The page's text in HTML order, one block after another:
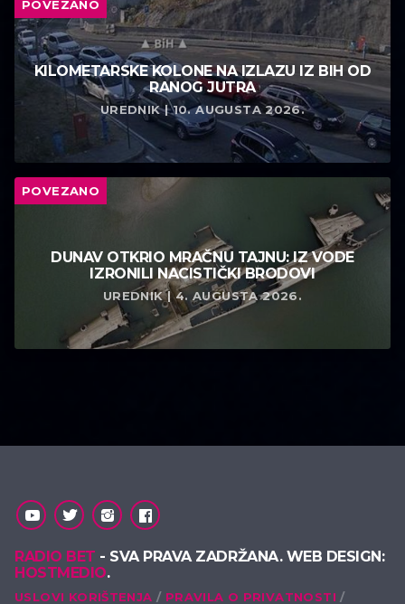
POVEZANO
KILOMETARSKE KOLONE NA IZLAZU IZ BIH OD
RANOG JUTRA
UREDNIK | 10. AUGUSTA 2026.
POVEZANO
DUNAV OTKRIO MRAČNU TAJNU: IZ VODE
IZRONILI NACISTIČKI BRODOVI
UREDNIK | 4. AUGUSTA 2026.
RADIO BET - SVA PRAVA ZADRŽANA. WEB DESIGN:
HOSTMEDIO.
USLOVI KORIŠTENJA PRAVILA O PRIVATNOSTI